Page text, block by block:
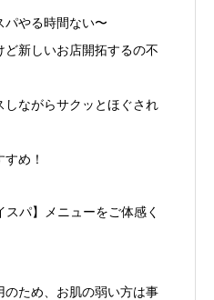
パやる時間ない〜
ど新しいお店開拓するの不
しながらサクッとほぐされ
め！
パ】メニューをご体感く
のため、お肌の弱い方は事